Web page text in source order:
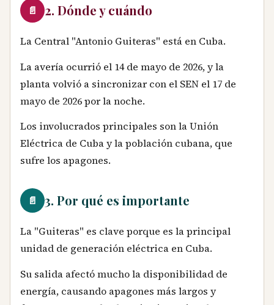
📄 2. Dónde y cuándo
La Central "Antonio Guiteras" está en Cuba.
La avería ocurrió el 14 de mayo de 2026, y la
planta volvió a sincronizar con el SEN el 17 de
mayo de 2026 por la noche.
Los involucrados principales son la Unión
Eléctrica de Cuba y la población cubana, que
sufre los apagones.
📄 3. Por qué es importante
La "Guiteras" es clave porque es la principal
unidad de generación eléctrica en Cuba.
Su salida afectó mucho la disponibilidad de
energía, causando apagones más largos y